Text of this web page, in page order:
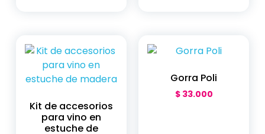
Kit de accesorios
para vino en
estuche de
Gorra Poli
$33.000